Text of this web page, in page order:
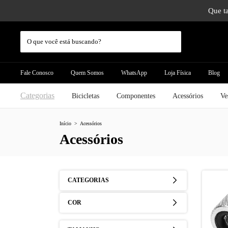
Que
Fale Conosco Quem Somos WhatsApp Loja Física Blog
Categorias Bicicletas Componentes Acessórios
Início > Acessórios
Acessórios
CATEGORIAS
COR